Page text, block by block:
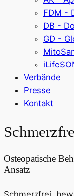
FDM -
DB -
GD -
Verbände
Presse
Kontakt
Osteopatische
Ansatz
Schmerzfrei,